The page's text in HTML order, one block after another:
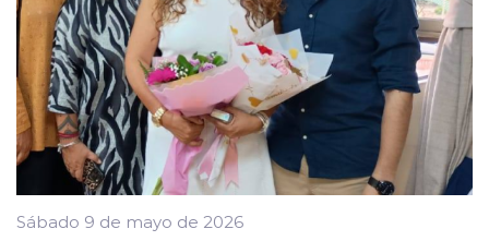
Sábado 9 de mayo de 2026